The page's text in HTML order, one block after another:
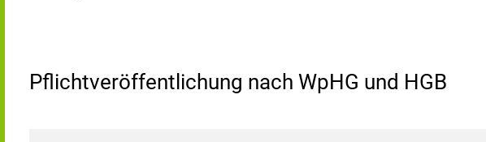
Pflichtveröffentlichung nach WpHG und HGB